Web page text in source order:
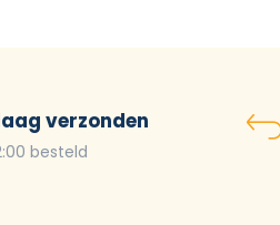
verzonden
besteld